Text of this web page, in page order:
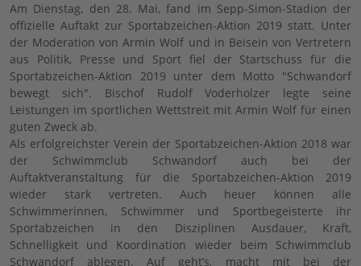
Am Dienstag, den 28. Mai, fand im Sepp-Simon-Stadion der
offizielle Auftakt zur Sportabzeichen-Aktion 2019 statt. Unter
der Moderation von Armin Wolf und in Beisein von Vertretern
aus Politik, Presse und Sport fiel der Startschuss für die
Sportabzeichen-Aktion 2019 unter dem Motto "Schwandorf
bewegt sich". Bischof Rudolf Voderholzer legte seine
Leistungen im sportlichen Wettstreit mit Armin Wolf für einen
guten Zweck ab.
Als erfolgreichster Verein der Sportabzeichen-Aktion 2018 war
der Schwimmclub Schwandorf auch bei der
Auftaktveranstaltung für die Sportabzeichen-Aktion 2019
wieder stark vertreten. Auch heuer können alle
Schwimmerinnen, Schwimmer und Sportbegeisterte ihr
Sportabzeichen in den Disziplinen Ausdauer, Kraft,
Schnelligkeit und Koordination wieder beim Schwimmclub
Schwandorf ablegen. Auf geht’s, macht mit bei der